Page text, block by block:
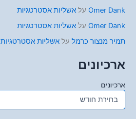
Omer Dank עלאשליות אסטרטגיות
Omer Dank עלאשליות אסטרטגיות
תמיר מנצור כרמל עלאשליות אסטרטגיות
ארכיונים
ארכיונים